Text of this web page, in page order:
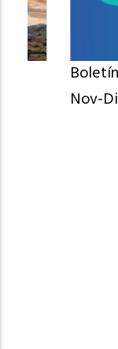
Boletín
Nov-Dic